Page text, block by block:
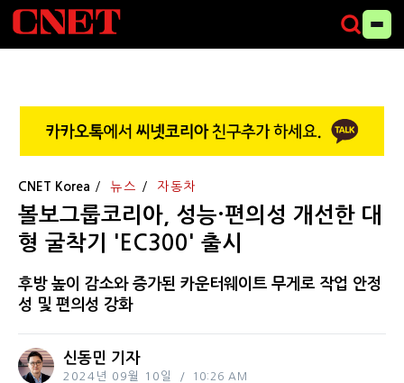
CNET Korea 뉴스 자동차
볼보그룹코리아, 성능·편의성 개선한 대
형 굴착기 'EC300' 출시
후방 높이 감소와 증가된 카운터웨이트 무게로 작업 안정
성 및 편의성 강화
신동민 기자
2024년 09월 10일 10:26 AM